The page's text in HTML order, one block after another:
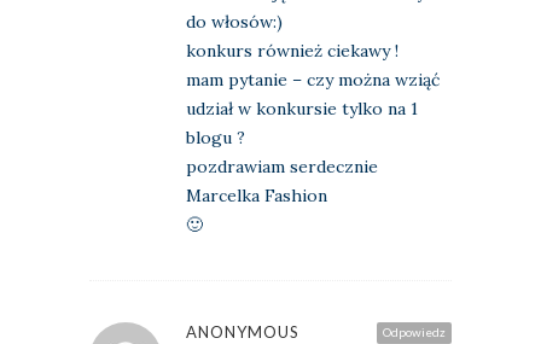
do włosów:)
konkurs również ciekawy !
mam pytanie – czy można wziąć
udział w konkursie tylko na 1
blogu ?
pozdrawiam serdecznie
Marcelka Fashion
🙂
Odpowiedz
ANONYMOUS